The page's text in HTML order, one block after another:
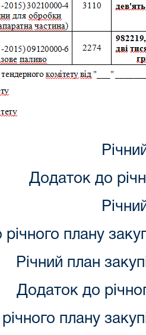
Додаток до
плану
Річний план
Додаток до
плану